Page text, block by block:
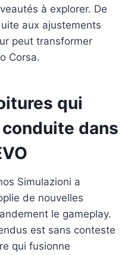
à explorer. De
aux ajustements
peut transformer
Corsa.
qui
dans
Simulazioni a
de nouvelles
le gameplay.
est sans conteste
qui fusionne